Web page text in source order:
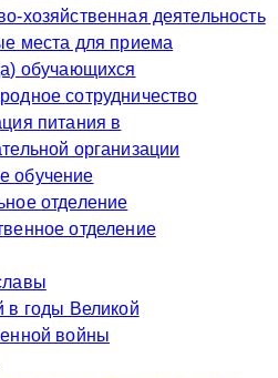
хозяйственная деятельность
места для приема
обучающихся
сотрудничество
питания в
организации
обучение
отделение
отделение
в годы Великой
войны